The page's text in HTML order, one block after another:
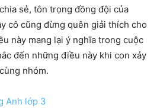
sẻ, tôn trọng đồng đội của
cô cũng đừng quên giải thích cho
này mang lại ý nghĩa trong cuộc
đến những điều này khi con xảy
nhóm.
Anh lớp 3